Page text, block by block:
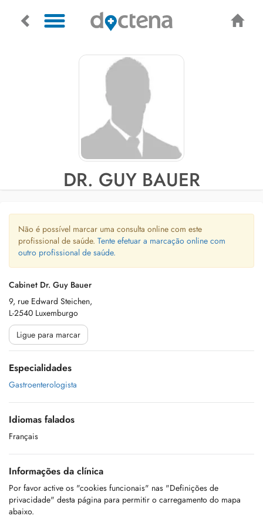
DR. GUY BAUER
Não é possível marcar uma consulta online com este
profissional de saúde. Tente efetuar a marcação online com
outro profissional de saúde.
Cabinet Dr. Guy Bauer
9, rue Edward Steichen,
L-2540 Luxemburgo
Ligue para marcar
Especialidades
Gastroenterologista
Idiomas falados
Français
Informações da clínica
Por favor active os "cookies funcionais" nas "Definições de
privacidade" desta página para permitir o carregamento do mapa
abaixo.